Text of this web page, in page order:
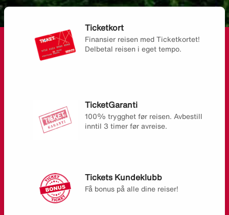
Ticketkort
Finansier reisen med Ticketkortet!
Delbetal reisen i eget tempo.
TicketGaranti
100% trygghet før reisen. Avbestill
inntil 3 timer før avreise.
Tickets Kundeklubb
Få bonus på alle dine reiser!